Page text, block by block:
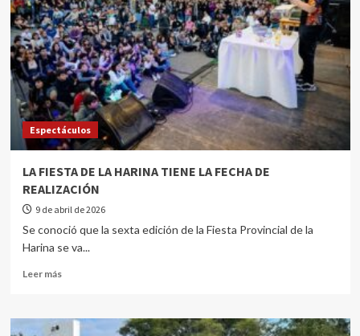
Espectáculos
LA FIESTA DE LA HARINA TIENE LA FECHA DE
REALIZACIÓN
9 de abril de 2026
Se conoció que la sexta edición de la Fiesta Provincial de la
Harina se va...
Leer más